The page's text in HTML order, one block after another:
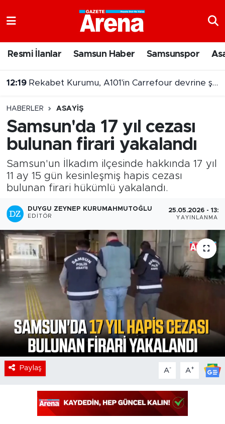
Resmi İlanlar Samsun Haber Samsunspor
12:19 Rekabet Kurumu, A101'in Carrefour devrine şartlı izin verdi
HABERLER ASAYIŞ
Samsun'da 17 yıl cezası
bulunan firari yakalandı
Samsun'un İlkadım ilçesinde hakkında 17 yıl
11 ay 15 gün kesinleşmiş hapis cezası
bulunan firari hükümlü yakalandı.
DUYGU ZEYNEP KURUMAHMUTOĞLU
EDITÖR
25.05.2026 -
YAYINLANMA
Paylaş A- A+
Samsun Namaz Vakitleri
Trafik Durumu
Süper Lig Puan Durumu ve Fikstür
Tüm Manşetler
Son Dakika Haberleri
Haber Arşivi